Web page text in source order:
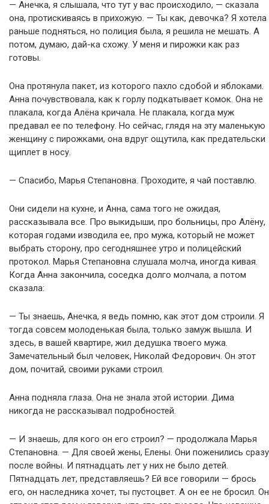
— Анечка, я слышала, что тут у вас происходило, — сказала
она, протискиваясь в прихожую. — Ты как, девочка? Я хотела
раньше подняться, но полиция была, я решила не мешать. А
потом, думаю, дай-ка схожу. У меня и пирожки как раз
готовы.
Она протянула пакет, из которого пахло сдобой и яблоками.
Анна почувствовала, как к горлу подкатывает комок. Она не
плакала, когда Алёна кричала. Не плакала, когда муж
предавал ее по телефону. Но сейчас, глядя на эту маленькую
женщину с пирожками, она вдруг ощутила, как предательски
щиплет в носу.
— Спасибо, Марья Степановна. Проходите, я чай поставлю.
Они сидели на кухне, и Анна, сама того не ожидая,
рассказывала все. Про выкидыши, про больницы, про Алёну,
которая годами изводила ее, про мужа, который не может
выбрать сторону, про сегодняшнее утро и полицейский
протокол. Марья Степановна слушала молча, иногда кивая.
Когда Анна закончила, соседка долго молчала, а потом
сказала:
— Ты знаешь, Анечка, я ведь помню, как этот дом строили. Я
тогда совсем молоденькая была, только замуж вышла. И
здесь, в вашей квартире, жил дедушка твоего мужа.
Замечательный был человек, Николай Федорович. Он этот
дом, почитай, своими руками строил.
Анна подняла глаза. Она не знала этой истории. Дима
никогда не рассказывал подробностей.
— И знаешь, для кого он его строил? — продолжала Марья
Степановна. — Для своей жены, Елены. Они поженились сразу
после войны. И пятнадцать лет у них не было детей.
Пятнадцать лет, представляешь? Ей все говорили — брось
его, он наследника хочет, ты пустоцвет. А он ее не бросил. Он